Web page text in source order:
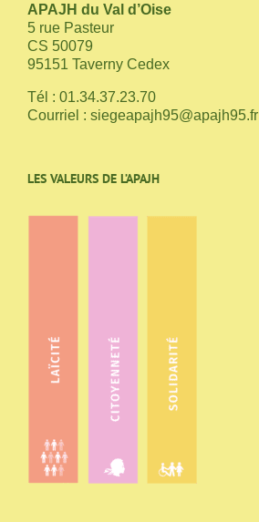
APAJH du Val d’Oise
5 rue Pasteur
CS 50079
95151 Taverny Cedex
Tél : 01.34.37.23.70
Courriel : siegeapajh95@apajh95.fr
LES VALEURS DE L’APAJH